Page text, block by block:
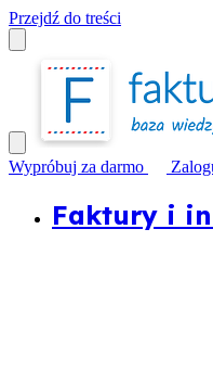
Przejdź do treści
Wypróbuj za darmo
Faktury i